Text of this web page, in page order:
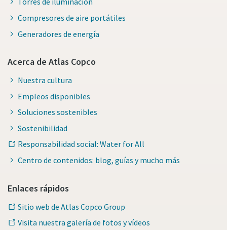
Compresores de aire portátiles
Generadores de energía
Acerca de Atlas Copco
Nuestra cultura
Empleos disponibles
Soluciones sostenibles
Sostenibilidad
Responsabilidad social: Water for All
Centro de contenidos: blog, guías y mucho más
Enlaces rápidos
Sitio web de Atlas Copco Group
Visita nuestra galería de fotos y vídeos